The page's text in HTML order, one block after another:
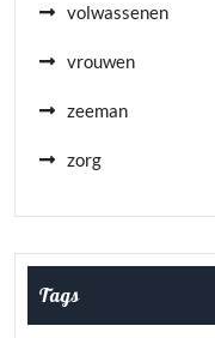
volwassenen
vrouwen
zeeman
zorg
Tags